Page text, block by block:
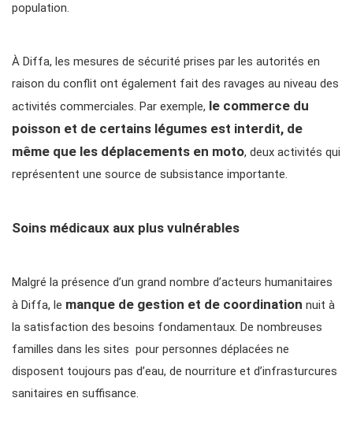
population.
À Diffa, les mesures de sécurité prises par les autorités en
raison du conflit ont également fait des ravages au niveau des
activités commerciales. Par exemple, le commerce du
poisson et de certains légumes est interdit, de
même que les déplacements en moto, deux activités qui
représentent une source de subsistance importante.
Soins médicaux aux plus vulnérables
Malgré la présence d’un grand nombre d’acteurs humanitaires
à Diffa, le manque de gestion et de coordination nuit à
la satisfaction des besoins fondamentaux. De nombreuses
familles dans les sites pour personnes déplacées ne
disposent toujours pas d’eau, de nourriture et d’infrasturcures
sanitaires en suffisance.